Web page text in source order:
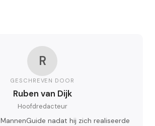
R
GESCHREVEN DOOR
Ruben van Dijk
Hoofdredacteur
nadat hij zich realiseerde